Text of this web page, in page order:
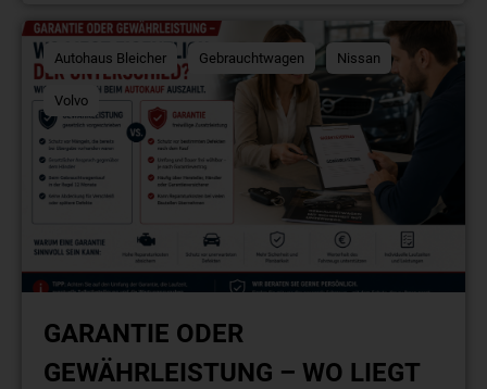
Autohaus Bleicher Gebrauchtwagen Nissan
Volvo
GARANTIE ODER
GEWÄHRLEISTUNG – WO LIEGT